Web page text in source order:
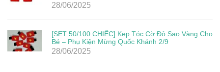
28/06/2025
[SET 50/100 CHIẾC] Kẹp Tóc Cờ Đỏ Sao Vàng Cho
Bé – Phụ Kiện Mừng Quốc Khánh 2/9
28/06/2025